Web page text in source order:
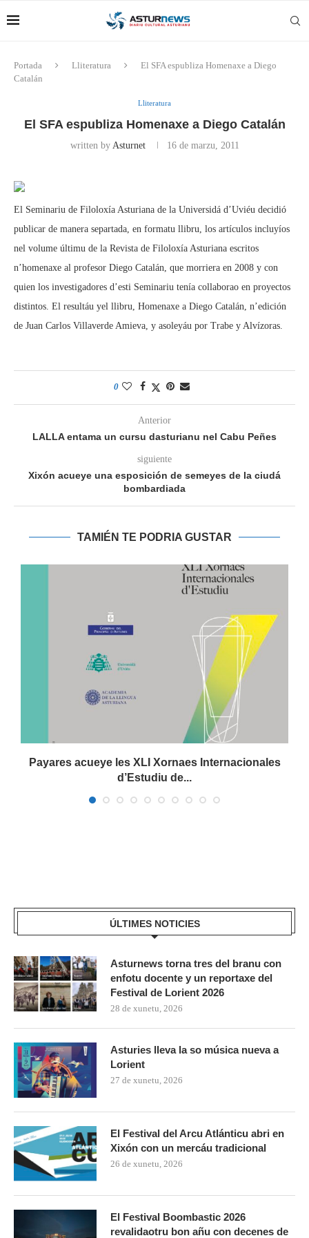
Portada Lliteratura
El SFA espubliza Homenaxe a Diego
Catalán
Lliteratura
El SFA espubliza Homenaxe a Diego Catalán
written by Asturnet 16 de marzu, 2011
El Seminariu de Filoloxía Asturiana de la Universidá d’Uviéu decidió
publicar de manera separtada, en formatu llibru, los artículos incluyíos
nel volume últimu de la Revista de Filoloxía Asturiana escritos
n’homenaxe al profesor Diego Catalán, que morriera en 2008 y con
quien los investigadores d’esti Seminariu tenía collaborao en proyectos
distintos. El resultáu yel llibru, Homenaxe a Diego Catalán, n’edición
de Juan Carlos Villaverde Amieva, y asoleyáu por Trabe y Alvízoras.
0
Anterior
LALLA entama un cursu dasturianu nel Cabu Peñes
siguiente
Xixón acueye una esposición de semeyes de la ciudá
bombardiada
TAMIÉN TE PODRIA GUSTAR
Payares acueye les XLI Xornaes Internacionales
d’Estudiu de...
ÚLTIMES NOTICIES
Asturnews torna tres del branu con
enfotu docente y un reportaxe del
Festival de Lorient 2026
28 de xunetu, 2026
Asturies lleva la so música nueva a
Lorient
27 de xunetu, 2026
El Festival del Arcu Atlánticu abri en
Xixón con un mercáu tradicional
26 de xunetu, 2026
El Festival Boombastic 2026
revalidaotru bon añu con decenes de